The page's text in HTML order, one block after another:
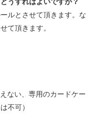
ルとさせて頂きます。な
て頂きます。
ない、専用のカードケー
不可）